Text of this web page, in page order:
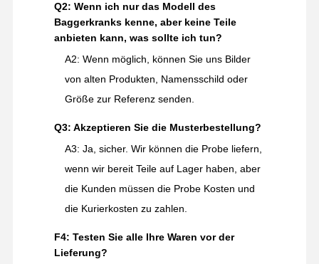
Q2: Wenn ich nur das Modell des
Baggerkranks kenne, aber keine Teile
anbieten kann, was sollte ich tun?
A2: Wenn möglich, können Sie uns Bilder
von alten Produkten, Namensschild oder
Größe zur Referenz senden.
Q3: Akzeptieren Sie die Musterbestellung?
A3: Ja, sicher. Wir können die Probe liefern,
wenn wir bereit Teile auf Lager haben, aber
die Kunden müssen die Probe Kosten und
die Kurierkosten zu zahlen.
F4: Testen Sie alle Ihre Waren vor der
Lieferung?